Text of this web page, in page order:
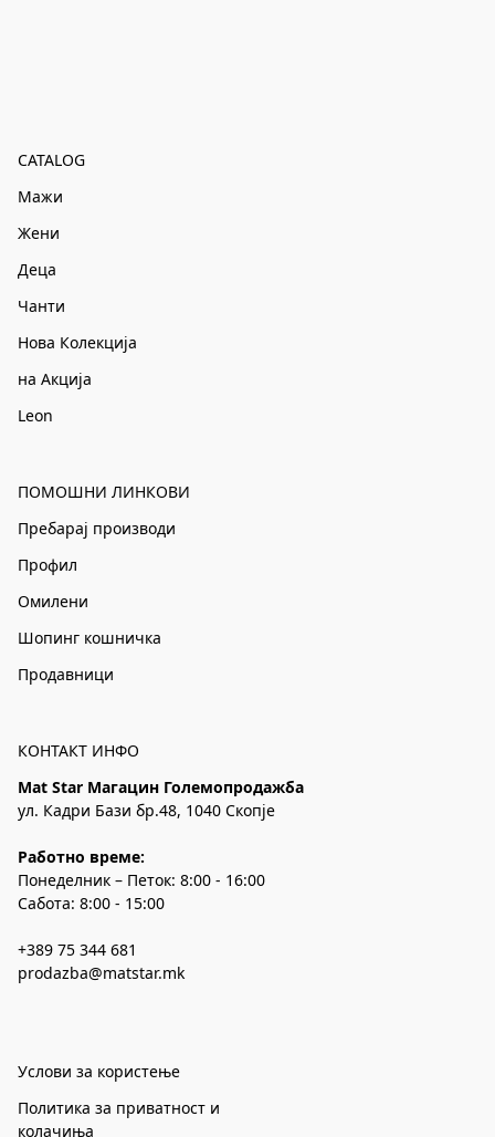
CATALOG
Мажи
Жени
Деца
Чанти
Нова Колекција
на Акција
Leon
ПОМОШНИ ЛИНКОВИ
Пребарај производи
Профил
Омилени
Шопинг кошничка
Продавници
КОНТАКТ ИНФО
Mat Star Магацин Големопродажба
ул. Кадри Бази бр.48, 1040 Скопје
Работно време:
Понеделник – Петок: 8:00 - 16:00
Сабота: 8:00 - 15:00
+389 75 344 681
prodazba@matstar.mk
Услови за користење
Политика за приватност и
колачиња